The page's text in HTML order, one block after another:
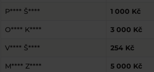
P**** Š**** 1 000 Kč
O**** K**** 3 000 Kč
V**** Š**** 254 Kč
M**** Z**** 5 000 Kč